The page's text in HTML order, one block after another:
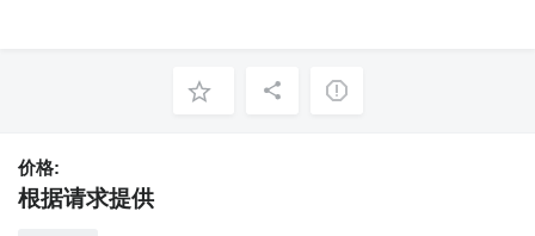
价格:
根据请求提供